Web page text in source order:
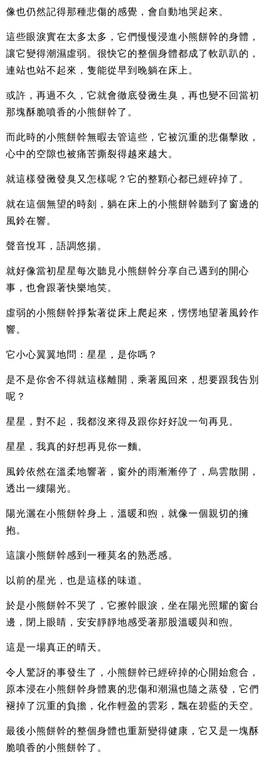
像也仍然記得那種悲傷的感覺，會自動地哭起來。
這些眼淚實在太多太多，它們慢慢浸進小熊餅幹的身體，
讓它變得潮濕虛弱。很快它的整個身體都成了軟趴趴的，
連站也站不起來，隻能從早到晚躺在床上。
或許，再過不久，它就會徹底發黴生臭，再也變不回當初
那塊酥脆噴香的小熊餅幹了。
而此時的小熊餅幹無暇去管這些，它被沉重的悲傷擊敗，
心中的空隙也被痛苦撕裂得越來越大。
就這樣發黴發臭又怎樣呢？它的整顆心都已經碎掉了。
就在這個無望的時刻，躺在床上的小熊餅幹聽到了窗邊的
風鈴在響。
聲音悅耳，語調悠揚。
就好像當初星星每次聽見小熊餅幹分享自己遇到的開心
事，也會跟著快樂地笑。
虛弱的小熊餅幹掙紮著從床上爬起來，愣愣地望著風鈴作
響。
它小心翼翼地問：星星，是你嗎？
是不是你舍不得就這樣離開，乘著風回來，想要跟我告別
呢？
星星，對不起，我都沒來得及跟你好好說一句再見。
星星，我真的好想再見你一麵。
風鈴依然在溫柔地響著，窗外的雨漸漸停了，烏雲散開，
透出一縷陽光。
陽光灑在小熊餅幹身上，溫暖和煦，就像一個親切的擁
抱。
這讓小熊餅幹感到一種莫名的熟悉感。
以前的星光，也是這樣的味道。
於是小熊餅幹不哭了，它擦幹眼淚，坐在陽光照耀的窗台
邊，閉上眼睛，安安靜靜地感受著那股溫暖與和煦。
這是一場真正的晴天。
令人驚訝的事發生了，小熊餅幹已經碎掉的心開始愈合，
原本浸在小熊餅幹身體裏的悲傷和潮濕也隨之蒸發，它們
褪掉了沉重的負擔，化作輕盈的雲彩，飄在碧藍的天空。
最後小熊餅幹的整個身體也重新變得健康，它又是一塊酥
脆噴香的小熊餅幹了。